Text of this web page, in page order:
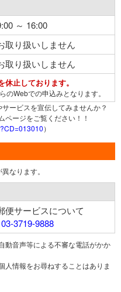
～ 16:00
取り扱いしません
取り扱いしません
止しております。
Webでの申込みとなります。
ービスを宣伝してみませんか？
ージをご覧ください！！
）
なります。
便サービスについて
03-3719-9888
動音声等による不審な電話がかか
人情報をお尋ねすることはありま